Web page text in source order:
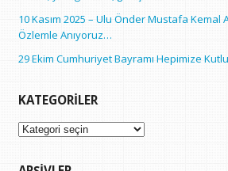
10 Kasım 2025 – Ulu Önder Mustafa Kemal
Özlemle Anıyoruz…
29 Ekim Cumhuriyet Bayramı Hepimize
KATEGORILER
Kategoriler